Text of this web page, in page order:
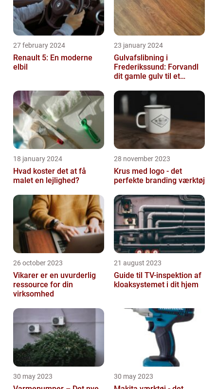
27 february 2024
Renault 5: En moderne
elbil
23 january 2024
Gulvafslibning i
Frederikssund: Forvandl
dit gamle gulv til et
18 january 2024
Hvad koster det at få
malet en lejlighed?
28 november 2023
Krus med logo - det
perfekte branding værktøj
26 october 2023
Vikarer er en uvurderlig
ressource for din
virksomhed
21 august 2023
Guide til TV-inspektion af
kloaksystemet i dit hjem
30 may 2023 30 may 2023